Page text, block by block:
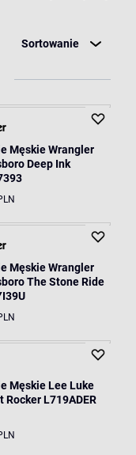
Sortowanie
Męskie Wrangler
Deep Ink
Męskie Wrangler
The Stone Ride
Męskie Lee Luke
Rocker L719ADER